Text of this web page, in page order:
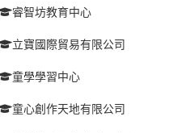
睿智坊教育中心
立寶國際貿易有限公司
童學學習中心
童心創作天地有限公司